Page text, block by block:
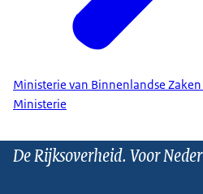
Ministerie van Binnenlandse
Ministerie
De Rijksoverheid. Voor